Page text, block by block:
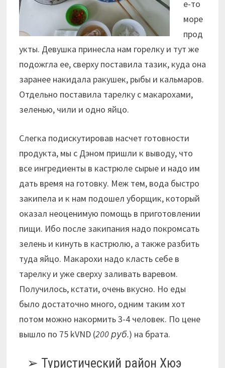
е-то
море
прод
укты. Девушка принесла нам горелку и тут же
подожгла ее, сверху поставила тазик, куда она
заранее накидала ракушек, рыбы и кальмаров.
Отдельно поставила тарелку с макарохами,
зеленью, чили и одно яйцо.
Слегка подискутировав насчет готовности
продукта, мы с Дэном пришли к выводу, что
все ингредиенты в кастрюле сырые и надо им
дать время на готовку. Меж тем, вода быстро
закипела и к нам подошел уборщик, который
оказал неоценимую помощь в приготовлении
пищи. Ибо после закипания надо покромсать
зелень и кинуть в кастрюлю, а также разбить
туда яйцо. Макарохи надо класть себе в
тарелку и уже сверху заливать варевом.
Получилось, кстати, очень вкусно. Но еды
было достаточно много, одним таким хот
потом можно накормить 3-4 человек. По цене
вышло по 75 kVND (200 руб.) на брата.
Туристический район Хюэ